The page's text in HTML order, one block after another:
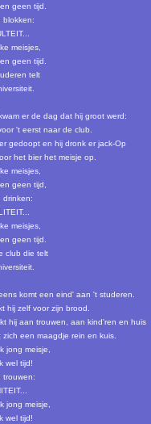
geen tijd.
blokken:
meisjes,
geen tijd.
telt
er de dag dat hij groot werd:
't eerst naar de club.
gedoopt en hij dronk er jack-Op
het bier het meisje op.
meisjes,
geen tijd,
drinken:
meisjes,
geen tijd.
club die telt
komt een eind' aan 't studeren.
hij zelf voor zijn brood.
hij aan trouwen, aan kind'ren en huis
zich een maagdje rein en kuis.
jong meisje,
wel tijd!
trouwen:
jong meisje,
wel tijd!